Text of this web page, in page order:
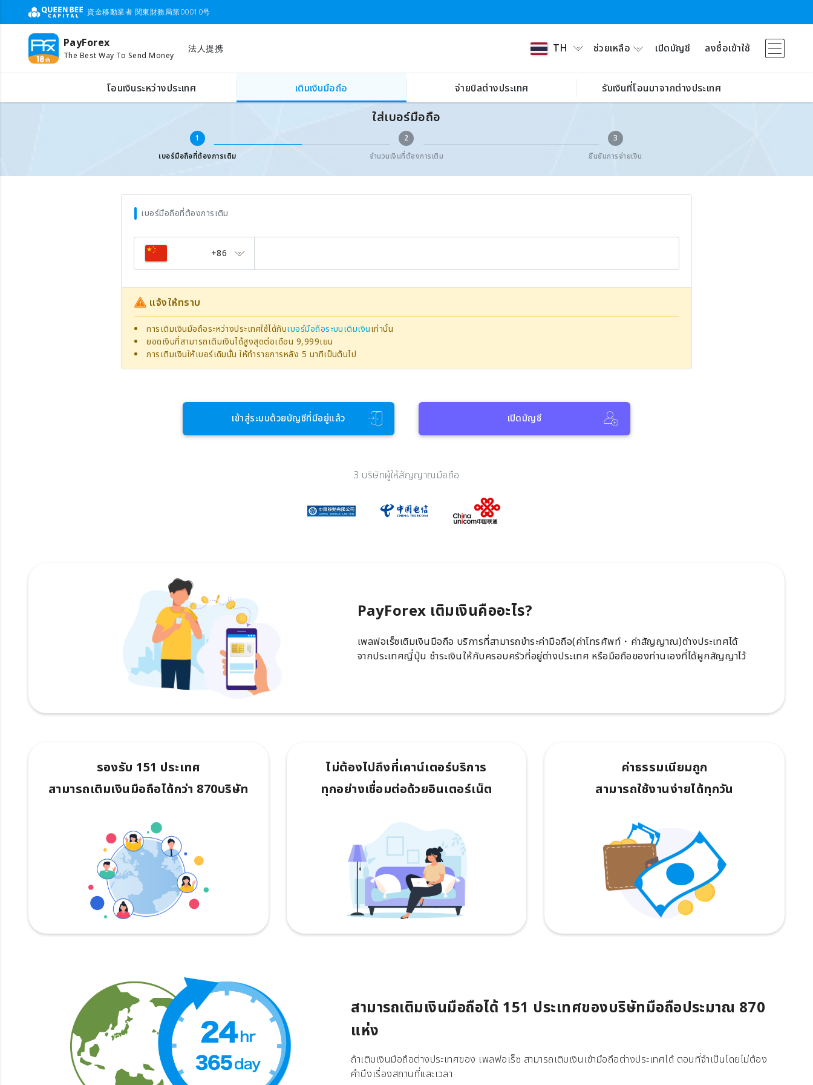
資金移動業者 関東財務局第00010号
PayForex
The Best Way To Send Money
法人提携 TH ช่วยเหลือ เปิดบัญชี ลงชื่อเข้าใช้
โอนเงินระหว่างประเทศ เติมเงินมือถือ จ่ายบิลต่างประเทศ รับเงินที่โอนมาจากต่างประเทศ
เติมเงินเบอร์มือถือต่างประเทศ ใส่เบอร์มือถือ
ใส่เบอร์มือถือ
1
เบอร์มือถือที่ต้องการเติม
2
จำนวนเงินที่ต้องการเติม
3
ยืนยันการจ่ายเงิน
เบอร์มือถือที่ต้องการเติม
+86
แจ้งให้ทราบ
การเติมเงินมือถือระหว่างประเทศใช้ได้กับเบอร์มือถือระบบเติมเงินเท่านั้น
ยอดเงินที่สามารถเติมเงินได้สูงสุดต่อเดือน 9,999เยน
การเติมเงินให้เบอร์เดิมนั้น ให้ทำรายการหลัง 5 นาทีเป็นต้นไป
เข้าสู่ระบบด้วยบัญชีที่มีอยู่แล้ว เปิดบัญชี
3 บริษัทผู้ให้สัญญาณมือถือ
PayForex เติมเงินคืออะไร?
เพลฟอเร็ซเติมเงินมือถือ บริการที่สามารถขำระค่ามือถือ(ค่าโทรศัพท์・ค่าสัญญาณ)ต่างประเทศได้
จากประเทศญี่ปุ่น ชำระเงินให้กับครอบครัวที่อยู่ต่างประเทศ หรือมือถือของท่านเองที่ได้ผูกสัญญาไว้
รองรับ 151 ประเทศ
สามารถเติมเงินมือถือได้กว่า 870บริษัท
ไม่ต้องไปถึงที่เคาน์เตอร์บริการ
ทุกอย่างเชื่อมต่อด้วยอินเตอร์เน็ต
ค่าธรรมเนียมถูก
สามารถใช้งานง่ายได้ทุกวัน
สามารถเติมเงินมือถือได้ 151 ประเทศของบริษัทมือถือประมาณ 870
แห่ง
ถ้าเติมเงินมือถือต่างประเทศของ เพลฟอเร็ซ สามารถเติมเงินเข้ามือถือต่างประเทศได้ ตอนที่จำเป็นโดยไม่ต้อง
คำนึงเรื่องสถานที่และเวลา